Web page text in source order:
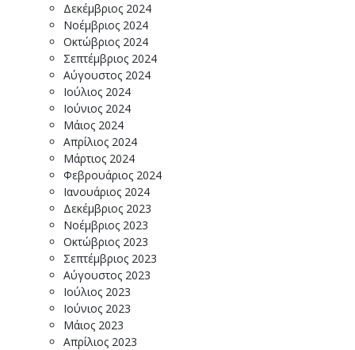
Δεκέμβριος 2024
Νοέμβριος 2024
Οκτώβριος 2024
Σεπτέμβριος 2024
Αύγουστος 2024
Ιούλιος 2024
Ιούνιος 2024
Μάιος 2024
Απρίλιος 2024
Μάρτιος 2024
Φεβρουάριος 2024
Ιανουάριος 2024
Δεκέμβριος 2023
Νοέμβριος 2023
Οκτώβριος 2023
Σεπτέμβριος 2023
Αύγουστος 2023
Ιούλιος 2023
Ιούνιος 2023
Μάιος 2023
Απρίλιος 2023